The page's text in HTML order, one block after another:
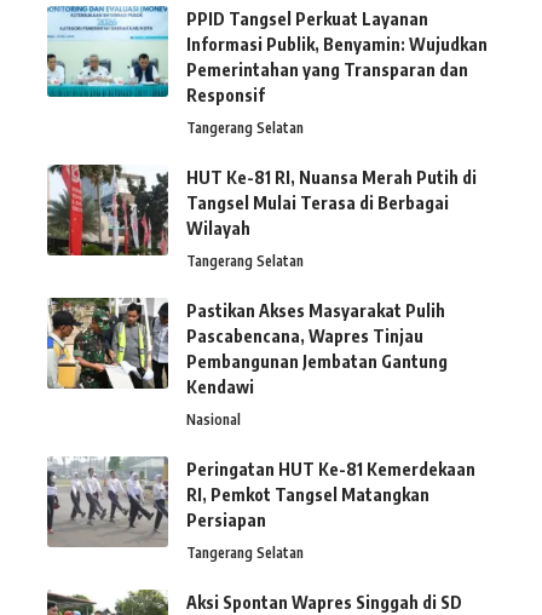
PPID Tangsel Perkuat Layanan
Informasi Publik, Benyamin: Wujudkan
Pemerintahan yang Transparan dan
Responsif
Tangerang Selatan
HUT Ke-81 RI, Nuansa Merah Putih di
Tangsel Mulai Terasa di Berbagai
Wilayah
Tangerang Selatan
Pastikan Akses Masyarakat Pulih
Pascabencana, Wapres Tinjau
Pembangunan Jembatan Gantung
Kendawi
Nasional
Peringatan HUT Ke-81 Kemerdekaan
RI, Pemkot Tangsel Matangkan
Persiapan
Tangerang Selatan
Aksi Spontan Wapres Singgah di SD